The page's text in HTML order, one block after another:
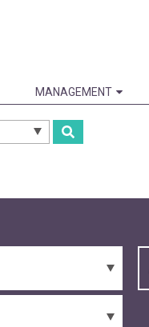
MANAGEMENT